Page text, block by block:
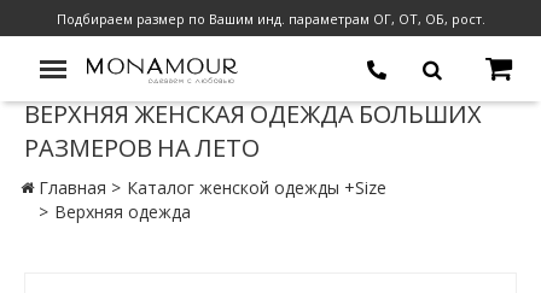
Подбираем размер по Вашим инд. параметрам ОГ, ОТ, ОБ, рост.
ВЕРХНЯЯ ЖЕНСКАЯ ОДЕЖДА БОЛЬШИХ
РАЗМЕРОВ НА ЛЕТО
Главная
Каталог женской одежды +Size
Верхняя одежда